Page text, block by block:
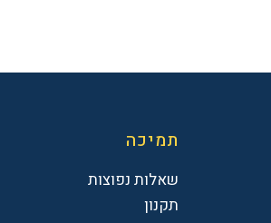
תמיכה
שאלות נפוצות
תקנון